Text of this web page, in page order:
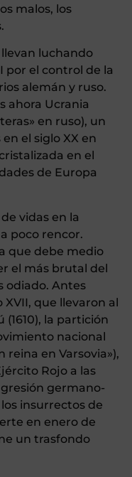
malos, los
luchando
por el control de la
alemán y ruso.
ahora Ucrania
en ruso), un
el siglo XX en
en el
de Europa
vidas en la
poco rencor.
que debe medio
el más brutal del
odiado. Antes
que llevaron al
la partición
nacional
reina en Varsovia»),
Rojo a las
germano-
insurrectos de
en enero de
un trasfondo